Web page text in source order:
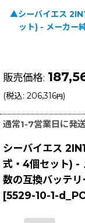
▲シーバイエス
ット) - メーカー
販売価格:
(税込: 206,316円)
通常1-7営業日に発
シーバイエス
式・4個セット) -
数の互換バッテリ
[5529-10-1-